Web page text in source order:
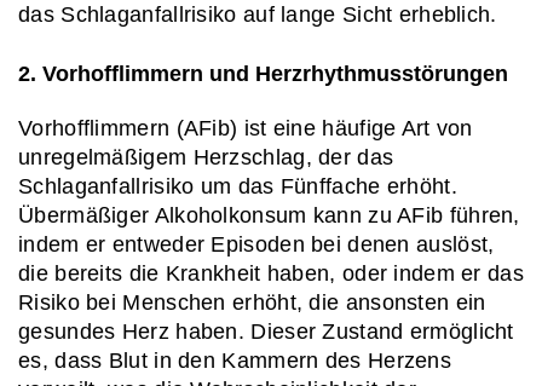
das Schlaganfallrisiko auf lange Sicht erheblich.
2. Vorhofflimmern und Herzrhythmusstörungen
Vorhofflimmern (AFib) ist eine häufige Art von
unregelmäßigem Herzschlag, der das
Schlaganfallrisiko um das Fünffache erhöht.
Übermäßiger Alkoholkonsum kann zu AFib führen,
indem er entweder Episoden bei denen auslöst,
die bereits die Krankheit haben, oder indem er das
Risiko bei Menschen erhöht, die ansonsten ein
gesundes Herz haben. Dieser Zustand ermöglicht
es, dass Blut in den Kammern des Herzens